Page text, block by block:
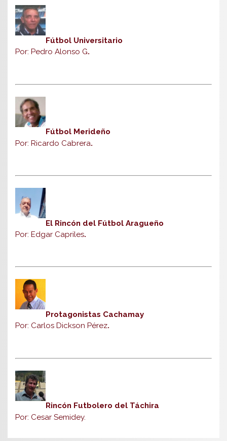
Fútbol Universitario
Por: Pedro Alonso G.
Fútbol Merideño
Por: Ricardo Cabrera.
El Rincón del Fútbol Aragueño
Por: Edgar Capriles.
Protagonistas Cachamay
Por: Carlos Dickson Pérez.
Rincón Futbolero del Táchira
Por: Cesar Semidey.